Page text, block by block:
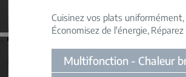
Cuisinez vos plats uniformément
Économisez de l'énergie
Multifonction - Chaleur